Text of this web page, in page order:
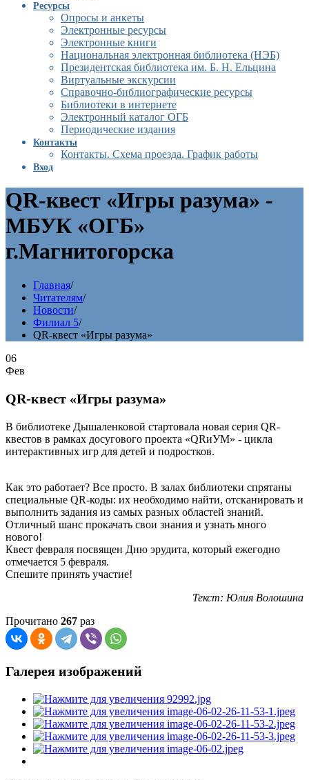
Ресурсы
Опросы и анкеты
Электронные ресурсы
Электронные книги
Национальная электронная библиотека (НЭБ)
Президентская библиотека им. Б. Н. Ельцина
Виртуальные экскурсии
Справочно-библиографические ресурсы
Библиотеки в интернете
Электронный каталог ОГБ
Периодические издания
Контакты
Контакты. Схема проезда. График работы
Вход
QR-квест «Игры разума» -
МБУК «ОГБ»
г.Магнитогорска
Главная/
Читателям/
Новости/
Филиал 5/
QR-квест «Игры разума»
06
Фев
QR-квест «Игры разума»
В библиотеке Дышаленковой стартовала новая серия QR-
квестов в рамках досугового проекта «QRиУМ» - цикла
интерактивных игр для детей и подростков.
Как это работает? Все просто. В залах библиотеки спрятаны
специальные QR-коды: их необходимо найти, отсканировать и
выполнить задания из самых разных областей знаний.
Отличный шанс прокачать свои знания и узнать много
нового!
Квест февраля посвящен Дню эрудита, который ежегодно
отмечается 5 февраля.
Спешите принять участие!
Текст: Юлия Волошина
Прочитано 267 раз
Галерея изображений